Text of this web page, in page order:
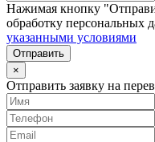
Нажимая кнопку
обработку персональных
указанными условиями
Отправить
×
Отправить заявку на